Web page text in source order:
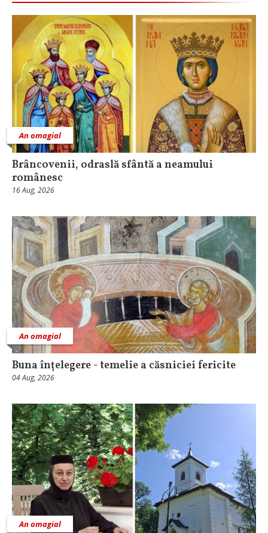
An omagial
Brâncovenii, odraslă sfântă a neamului
românesc
16 Aug, 2026
An omagial
Buna înțelegere - temelie a căsniciei fericite
04 Aug, 2026
An omagial